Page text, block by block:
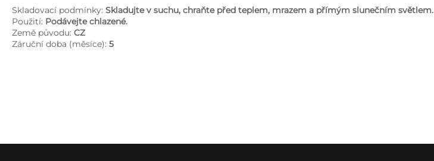
Skladovací podmínky: Skladujte v suchu, chraňte před teplem, mrazem a přímým slunečním světlem.
Použití: Podávejte chlazené.
Země původu: CZ
Záruční doba (měsíce): 5